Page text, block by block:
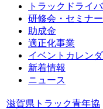
トラックドライ
研修会・セミナー
助成金
適正化事業
イベントカレン
新着情報
ニュース
滋賀県トラック青年協